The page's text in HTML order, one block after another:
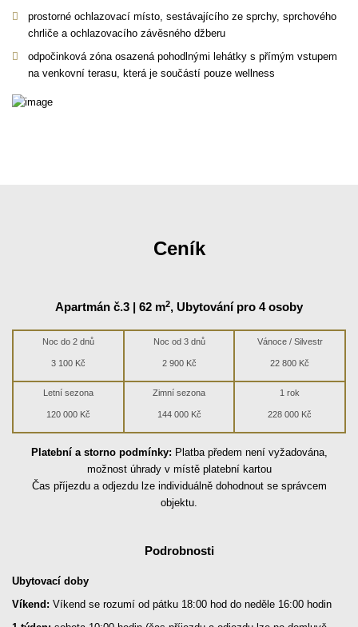
prostorné ochlazovací místo, sestávajícího ze sprchy, sprchového
chrliče a ochlazovacího závěsného džberu
odpočinková zóna osazená pohodlnými lehátky s přímým vstupem
na venkovní terasu, která je součástí pouze wellness
Ceník
Apartmán č.3 | 62 m2, Ubytování pro 4 osoby
Noc do 2 dnů
3 100 Kč
Noc od 3 dnů
2 900 Kč
Vánoce / Silvestr
22 800 Kč
Letní sezona
120 000 Kč
Zimní sezona
144 000 Kč
1 rok
228 000 Kč
Platební a storno podmínky: Platba předem není vyžadována,
možnost úhrady v místě platební kartou
Čas příjezdu a odjezdu lze individuálně dohodnout se správcem
objektu.
Podrobnosti
Ubytovací doby
Víkend: Víkend se rozumí od pátku 18:00 hod do neděle 16:00 hodin